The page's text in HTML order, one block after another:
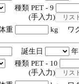
種類 PET - 9
力)
重 kg ワ
誕生日
種類 PET - 10
力)